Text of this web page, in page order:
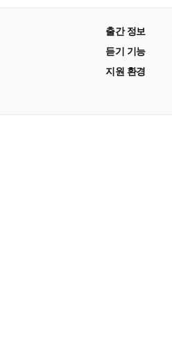
출간 정보
듣기 기능
지원 환경